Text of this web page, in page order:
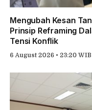
Mengubah Kesan
Prinsip Reframing
Tensi Konflik
6 August 2026 • 23:20 WIB